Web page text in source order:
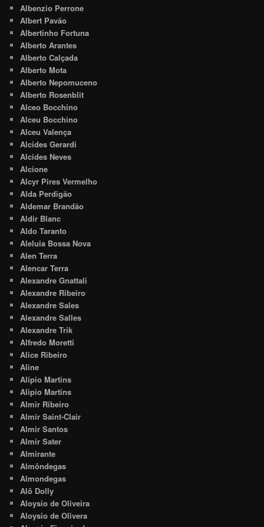
Albenzio Perrone
Albert Pavão
Albertinho Fortuna
Alberto Arantes
Alberto Calçada
Alberto Mota
Alberto Nepomuceno
Alberto Rosenblit
Alceo Bocchino
Alceu Bocchino
Alceu Valença
Alcides Gerardi
Alcides Neves
Alcione
Alcyr Pires Vermelho
Alda Perdigão
Aldemar Brandão
Aldir Blanc
Aldo Taranto
Aleluia Bossa Nova
Alen Terra
Alencar Terra
Alexandre Gnattali
Alexandre Ribeiro
Alexandre Sales
Alexandre Salles
Alexandre Trik
Alfredo Moretti
Alice Ribeiro
Aline
Alípio Martins
Alipio Martins
Almir Ribeiro
Almir Saint-Clair
Almir Santos
Almir Sater
Almirante
Almôndegas
Almondegas
Alô Dolly
Aloysio de Oliveira
Aloysio de Olivera